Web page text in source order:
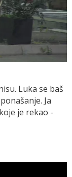
Luka se baš
Ja
je rekao -